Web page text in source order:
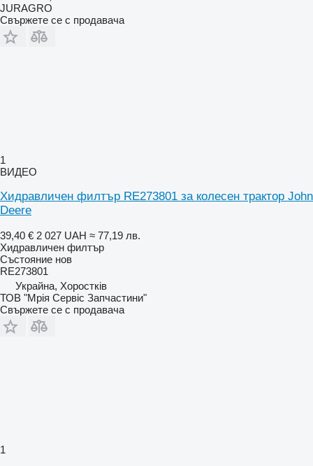
JURAGRO
Свържете се с продавача
1
ВИДЕО
Хидравличен филтър RE273801 за колесен трактор John
Deere
39,40 € 2 027 UAH ≈ 77,19 лв.
Хидравличен филтър
Състояние нов
RE273801
Украйна, Хоростків
ТОВ "Мрія Сервіс Запчастини"
Свържете се с продавача
1